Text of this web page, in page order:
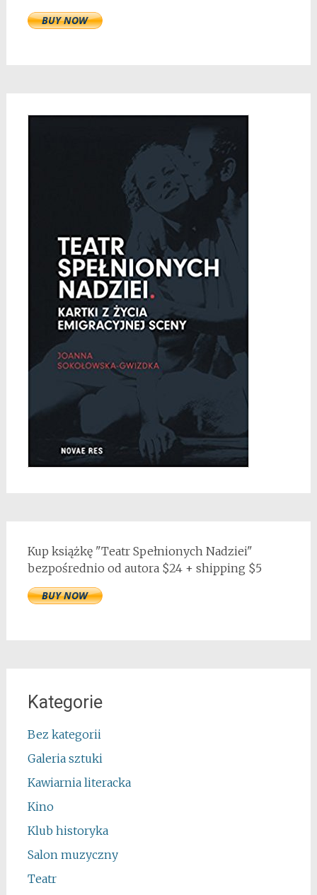
Kup książkę "Teatr Spełnionych Nadziei"
bezpośrednio od autora $24 + shipping $5
Kategorie
Bez kategorii
Galeria sztuki
Kawiarnia literacka
Kino
Klub historyka
Salon muzyczny
Teatr